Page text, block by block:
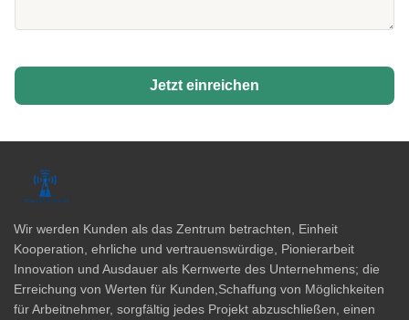
Jetzt einreichen
Wir werden Kunden als das Zentrum betrachten, Einheit
Kooperation, ehrliche und vertrauenswürdige, Pionierarbeit
Innovation und Ausdauer als Kernwerte des Unternehmens; die
Erreichung von Werten für Kunden,Schaffung von Möglichkeiten
für Arbeitnehmer, sorgfältig jedes Projekt abzuschließen, einen